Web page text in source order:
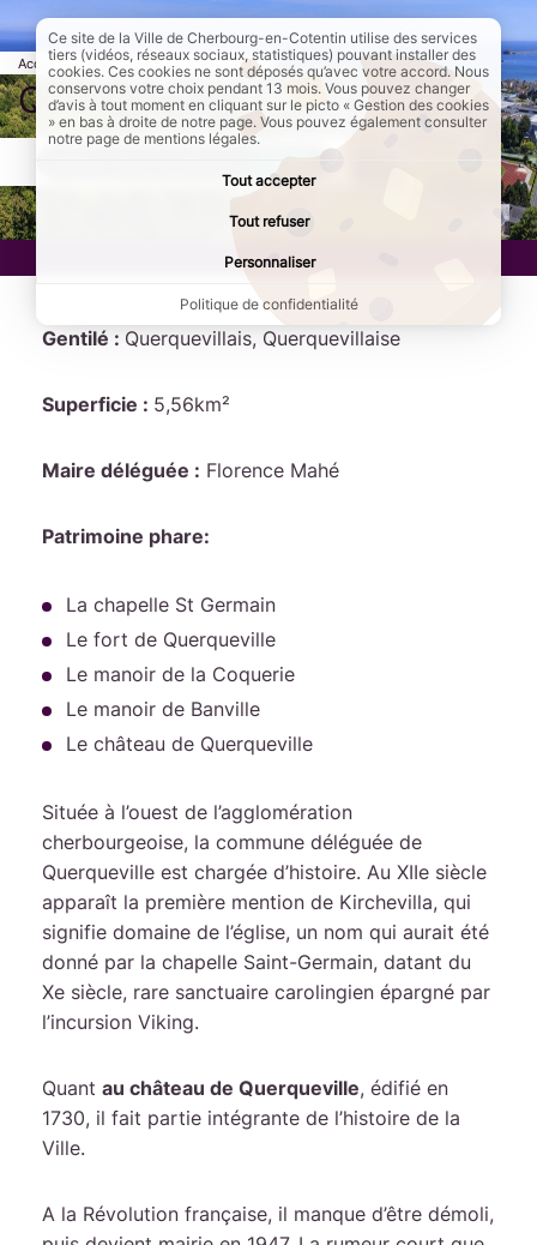
Accueil Annuaires Communes
Querqueville
Gentilé : Querquevillais, Querquevillaise
Superficie : 5,56km²
Maire déléguée : Florence Mahé
Patrimoine phare:
La chapelle St Germain
Le fort de Querqueville
Le manoir de la Coquerie
Le manoir de Banville
Le château de Querqueville
Située à l’ouest de l’agglomération
cherbourgeoise, la commune déléguée de
Querqueville est chargée d’histoire. Au XIIe siècle
apparaît la première mention de Kirchevilla, qui
signifie domaine de l’église, un nom qui aurait été
donné par la chapelle Saint-Germain, datant du
Xe siècle, rare sanctuaire carolingien épargné par
l’incursion Viking.
Quant au château de Querqueville, édifié en
1730, il fait partie intégrante de l’histoire de la
Ville.
A la Révolution française, il manque d’être démoli,
Ce site de la Ville de Cherbourg-en-Cotentin utilise des services
tiers (vidéos, réseaux sociaux, statistiques) pouvant installer des
cookies. Ces cookies ne sont déposés qu’avec votre accord. Nous
conservons votre choix pendant 13 mois. Vous pouvez changer
d’avis à tout moment en cliquant sur le picto « Gestion des cookies
» en bas à droite de notre page. Vous pouvez également consulter
notre page de mentions légales.
Tout accepter
Tout refuser
Personnaliser
Politique de confidentialité